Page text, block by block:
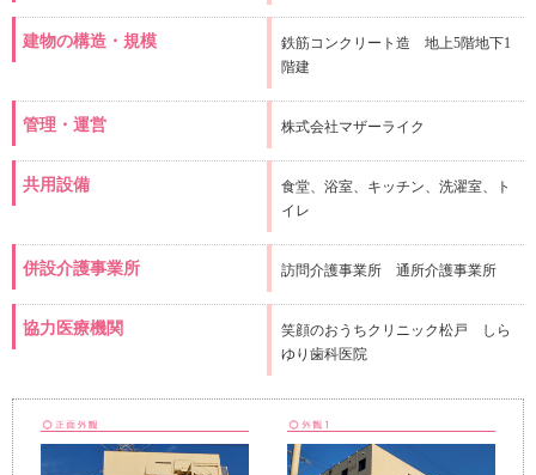
建物の構造・規模
鉄筋コンクリート造 地上5階地下1
階建
管理・運営 株式会社マザーライク
共用設備
食堂、浴室、キッチン、洗濯室、ト
イレ
併設介護事業所 訪問介護事業所 通所介護事業所
協力医療機関
笑顔のおうちクリニック松戸 しら
ゆり歯科医院